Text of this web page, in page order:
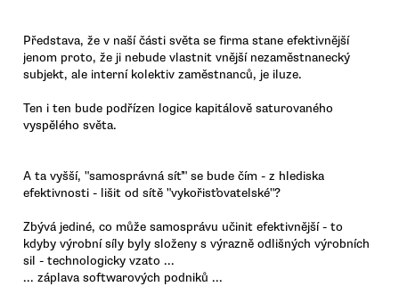
Představa, že v naší části světa se firma stane efektivnější
jenom proto, že ji nebude vlastnit vnější nezaměstnanecký
subjekt, ale interní kolektiv zaměstnanců, je iluze.
Ten i ten bude podřízen logice kapitálově saturovaného
vyspělého světa.
A ta vyšší, "samosprávná síť" se bude čím - z hlediska
efektivnosti - lišit od sítě "vykořisťovatelské"?
Zbývá jediné, co může samosprávu učinit efektivnější - to
kdyby výrobní síly byly složeny s výrazně odlišných výrobních
sil - technologicky vzato ...
... záplava softwarových podniků ...